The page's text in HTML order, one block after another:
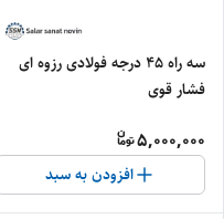
سه راه ۴۵ درجه فولادی رزوه ای
فشار قوی
5,000,000
افزودن به سبد